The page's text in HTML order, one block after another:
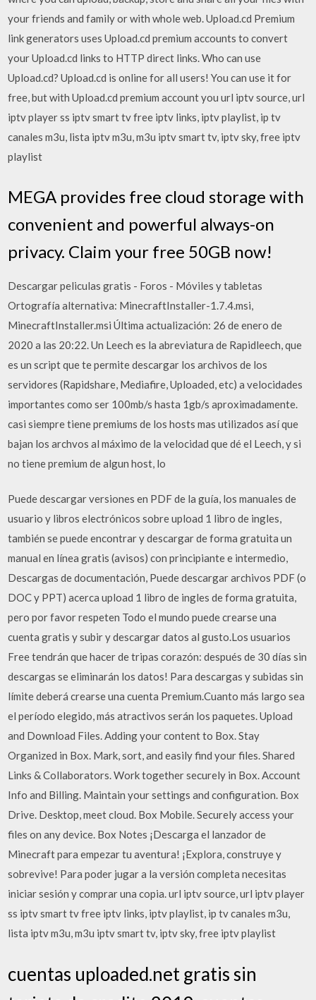
your friends and family or with whole web. Upload.cd Premium
link generators uses Upload.cd premium accounts to convert
your Upload.cd links to HTTP direct links. Who can use
Upload.cd? Upload.cd is online for all users! You can use it for
free, but with Upload.cd premium account you url iptv source, url
iptv player ss iptv smart tv free iptv links, iptv playlist, ip tv
canales m3u, lista iptv m3u, m3u iptv smart tv, iptv sky, free iptv
playlist
MEGA provides free cloud storage with
convenient and powerful always-on
privacy. Claim your free 50GB now!
Descargar peliculas gratis - Foros - Móviles y tabletas
Ortografía alternativa: MinecraftInstaller-1.7.4.msi,
MinecraftInstaller.msi Última actualización: 26 de enero de
2020 a las 20:22. Un Leech es la abreviatura de Rapidleech, que
es un script que te permite descargar los archivos de los
servidores (Rapidshare, Mediafire, Uploaded, etc) a velocidades
importantes como ser 100mb/s hasta 1gb/s aproximadamente.
casi siempre tiene premiums de los hosts mas utilizados así que
bajan los archvos al máximo de la velocidad que dé el Leech, y si
no tiene premium de algun host, lo
Puede descargar versiones en PDF de la guía, los manuales de
usuario y libros electrónicos sobre upload 1 libro de ingles,
también se puede encontrar y descargar de forma gratuita un
manual en línea gratis (avisos) con principiante e intermedio,
Descargas de documentación, Puede descargar archivos PDF (o
DOC y PPT) acerca upload 1 libro de ingles de forma gratuita,
pero por favor respeten Todo el mundo puede crearse una
cuenta gratis y subir y descargar datos al gusto.Los usuarios
Free tendrán que hacer de tripas corazón: después de 30 días sin
descargas se eliminarán los datos! Para descargas y subidas sin
límite deberá crearse una cuenta Premium.Cuanto más largo sea
el período elegido, más atractivos serán los paquetes. Upload
and Download Files. Adding your content to Box. Stay
Organized in Box. Mark, sort, and easily find your files. Shared
Links & Collaborators. Work together securely in Box. Account
Info and Billing. Maintain your settings and configuration. Box
Drive. Desktop, meet cloud. Box Mobile. Securely access your
files on any device. Box Notes ¡Descarga el lanzador de
Minecraft para empezar tu aventura! ¡Explora, construye y
sobrevive! Para poder jugar a la versión completa necesitas
iniciar sesión y comprar una copia. url iptv source, url iptv player
ss iptv smart tv free iptv links, iptv playlist, ip tv canales m3u,
lista iptv m3u, m3u iptv smart tv, iptv sky, free iptv playlist
cuentas uploaded.net gratis sin